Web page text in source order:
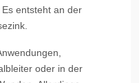
entsteht an der
oder in der